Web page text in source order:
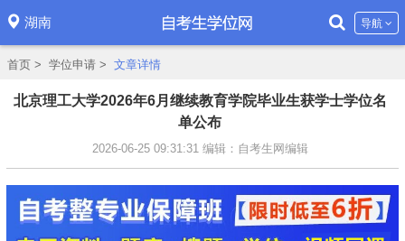
湖南 导航
首页 > 学位申请 > 文章详情
北京理工大学2026年6月继续教育学院毕业生获学士学位名
单公布
2026-06-25 09:31:31 编辑：自考生网编辑